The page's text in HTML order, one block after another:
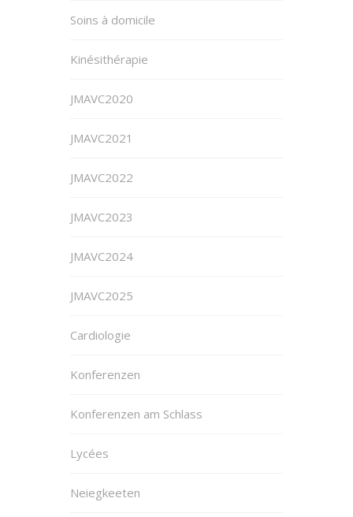
Soins à domicile
Kinésithérapie
JMAVC2020
JMAVC2021
JMAVC2022
JMAVC2023
JMAVC2024
JMAVC2025
Cardiologie
Konferenzen
Konferenzen am Schlass
Lycées
Neiegkeeten